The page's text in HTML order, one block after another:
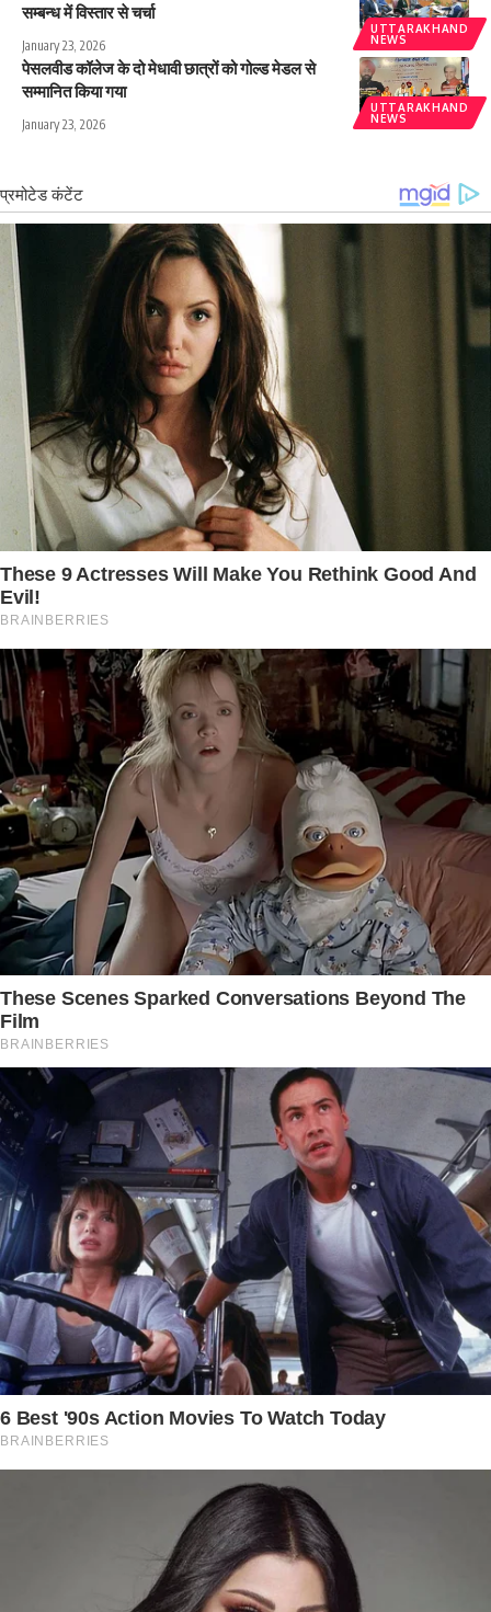
UTTARAKHAND
NEWS
सम्बन्ध में विस्तार से चर्चा
January 23, 2026
UTTARAKHAND
NEWS
पेसलवीड कॉलेज के दो मेधावी छात्रों को गोल्ड मेडल से
सम्मानित किया गया
January 23, 2026